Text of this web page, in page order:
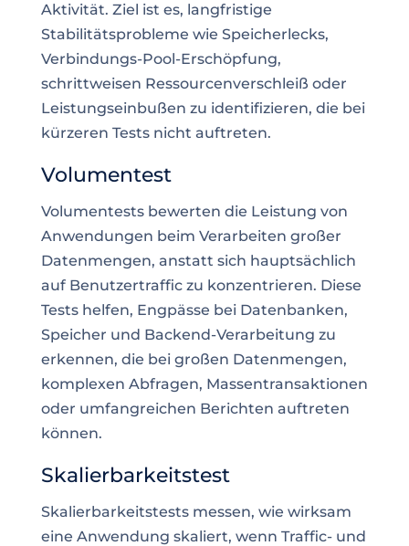
Aktivität. Ziel ist es, langfristige
Stabilitätsprobleme wie Speicherlecks,
Verbindungs-Pool-Erschöpfung,
schrittweisen Ressourcenverschleiß oder
Leistungseinbußen zu identifizieren, die bei
kürzeren Tests nicht auftreten.
Volumentest
Volumentests bewerten die Leistung von
Anwendungen beim Verarbeiten großer
Datenmengen, anstatt sich hauptsächlich
auf Benutzertraffic zu konzentrieren. Diese
Tests helfen, Engpässe bei Datenbanken,
Speicher und Backend-Verarbeitung zu
erkennen, die bei großen Datenmengen,
komplexen Abfragen, Massentransaktionen
oder umfangreichen Berichten auftreten
können.
Skalierbarkeitstest
Skalierbarkeitstests messen, wie wirksam
eine Anwendung skaliert, wenn Traffic- und